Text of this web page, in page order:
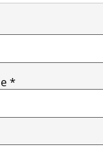
*